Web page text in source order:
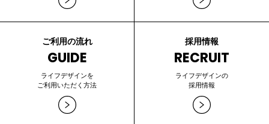
ご利用の流れ
GUIDE
ライフデザインを
ご利用いただく方法
採用情報
RECRUIT
ライフデザインの
採用情報